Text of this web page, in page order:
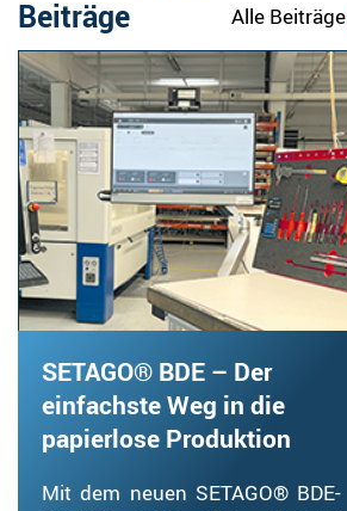
Beiträge
Alle Beiträge
SETAGO® BDE – Der
einfachste Weg in die
papierlose Produktion
Mit dem neuen SETAGO® BDE-